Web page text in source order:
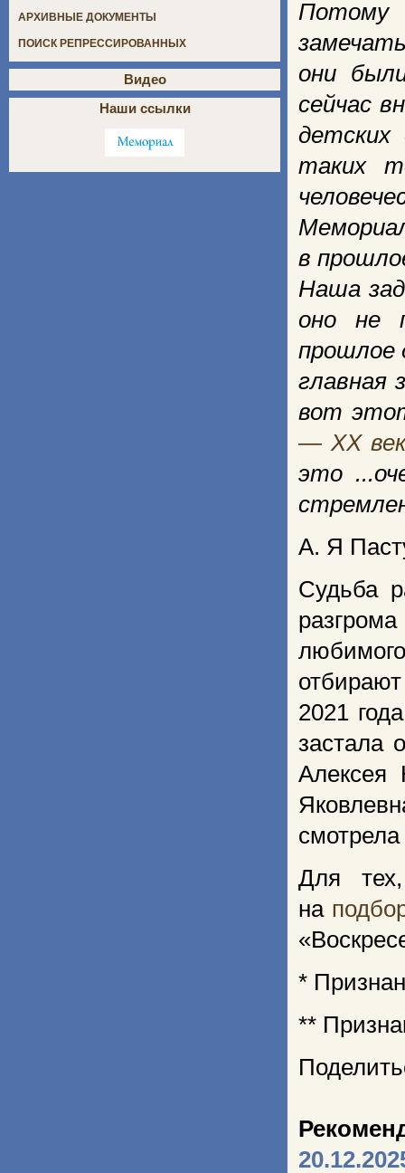
Потому
они
сейчас
таких
в
Наша
оно не
прошлое
главная
вот
— XX
это
А. Я
Судьба
2021
застала
Алексея
Для
на
*
**
АРХИВНЫЕ ДОКУМЕНТЫ
ПОИСК РЕПРЕССИРОВАННЫХ
Видео
Наши ссылки